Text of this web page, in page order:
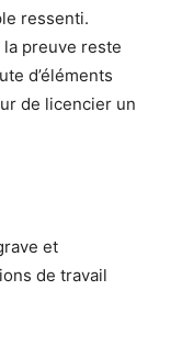
ressenti.
preuve reste
d’éléments
de licencier un
et
de travail